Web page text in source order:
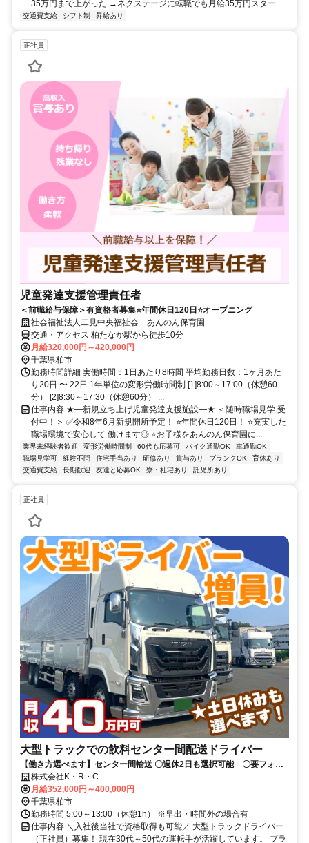
35万円まで上がった →ネクステージに転職でも月給35万円スター...
交通費支給 シフト制 昇給あり
正社員
児童発達支援管理責任者
＜前職給与保障＞有資格者募集⭐年間休日120日⭐オープニング
社会福祉法人二見中央福祉会 あんのん保育園
交通・アクセス 柏たなか駅から徒歩10分
月給320,000円～420,000円
千葉県柏市
勤務時間詳細 実働時間：1日あたり8時間 平均勤務日数：1ヶ月あた
り20日 〜 22日 1年単位の変形労働時間制 [1]8:00～17:00（休憩60
分） [2]8:30～17:30（休憩60分） ...
仕事内容 ★―新規立ち上げ児童発達支援施設―★ ＜随時職場見学 受
付中！＞ ✅令和8年6月新規開所予定！ ⭐年間休日120日！ ⭐充実した
職場環境で安心して 働けます◎ ⭐お子様をあんのん保育園に...
業界未経験者歓迎 変形労働時間制 60代も応募可 バイク通勤OK
車通勤OK
職場見学可
経験不問 住宅手当あり 研修あり 賞与あり ブランクOK
育休あり
交通費支給
長期歓迎 友達と応募OK 寮・社宅あり 託児所あり
正社員
大型トラックでの飲料センター間配送ドライバー
【働き方選べます】センター間輸送 〇週休2日も選択可能 〇要フォー
クリフト免許 〇経験浅い方も歓迎！
株式会社K・R・C
月給352,000円～400,000円
千葉県柏市
勤務時間 5:00～13:00（休憩1h） ※早出・時間外の場合有
仕事内容 ＼入社後当社で資格取得も可能／ 大型トラックドライバー
（正社員）募集！ 現在30代～50代の運転手が活躍しています。 ブラ